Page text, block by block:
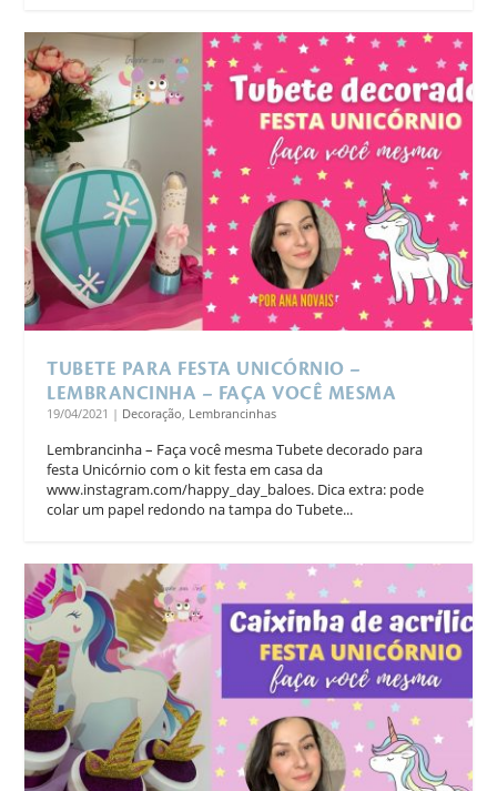
TUBETE PARA FESTA UNICÓRNIO –
LEMBRANCINHA – FAÇA VOCÊ MESMA
19/04/2021 | Decoração Lembrancinhas
Lembrancinha – Faça você mesma Tubete decorado para
festa Unicórnio com o kit festa em casa da
www.instagram.com/happy_day_baloes. Dica extra: pode
colar um papel redondo na tampa do Tubete...